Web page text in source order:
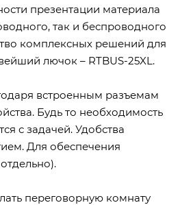
презентации материала
так и беспроводного
комплексных решений для
лючок – RTBUS-25XL.
встроенным разъемам
Будь то необходимость
с задачей. Удобства
Для обеспечения
переговорную комнату